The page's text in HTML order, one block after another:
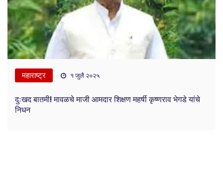
महाराष्ट्र १ जुलै २०२५
दुःखद बातमी! मावळचे माजी आमदार शिक्षण महर्षी कृष्णराव भेगडे यांचे
निधन